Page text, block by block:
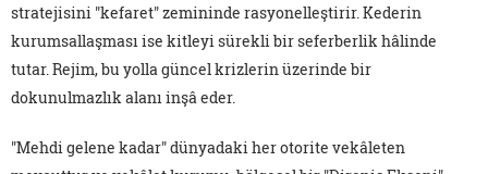
stratejisini "kefaret" zemininde rasyonelleştirir. Kederin
kurumsallaşması ise kitleyi sürekli bir seferberlik hâlinde
tutar. Rejim, bu yolla güncel krizlerin üzerinde bir
dokunulmazlık alanı inşâ eder.
"Mehdi gelene kadar" dünyadaki her otorite vekâleten